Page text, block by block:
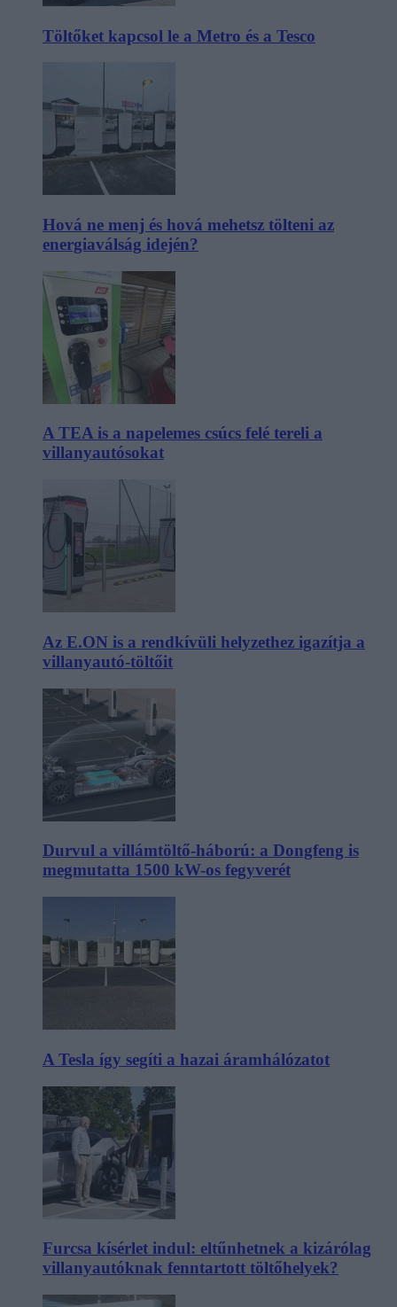
Töltőket kapcsol le a Metro és a Tesco
Hová ne menj és hová mehetsz tölteni az
energiaválság idején?
A TEA is a napelemes csúcs felé tereli a
villanyautósokat
Az E.ON is a rendkívüli helyzethez igazítja a
villanyautó-töltőit
Durvul a villámtöltő-háború: a Dongfeng is
megmutatta 1500 kW-os fegyverét
A Tesla így segíti a hazai áramhálózatot
Furcsa kísérlet indul: eltűnhetnek a kizárólag
villanyautóknak fenntartott töltőhelyek?